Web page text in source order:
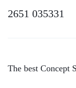
2651 035331
The best Concept